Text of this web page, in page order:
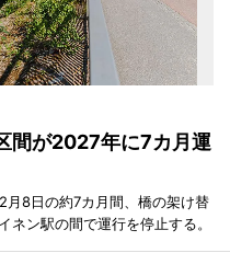
間が2027年に7カ月運
8日の約7カ月間、橋の架け替
ネン駅の間で運行を停止する。